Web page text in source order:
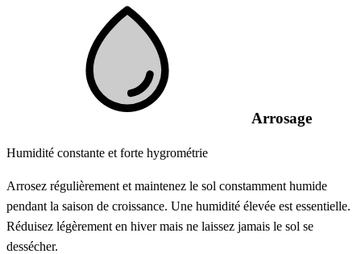
Arrosage
Humidité constante et forte hygrométrie
Arrosez régulièrement et maintenez le sol constamment humide
pendant la saison de croissance. Une humidité élevée est essentielle.
Réduisez légèrement en hiver mais ne laissez jamais le sol se
dessécher.